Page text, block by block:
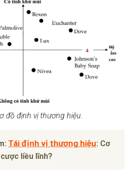
đồ định vị thương hiệu.
Tái định vị thương hiệu: Cơ
liều lĩnh?